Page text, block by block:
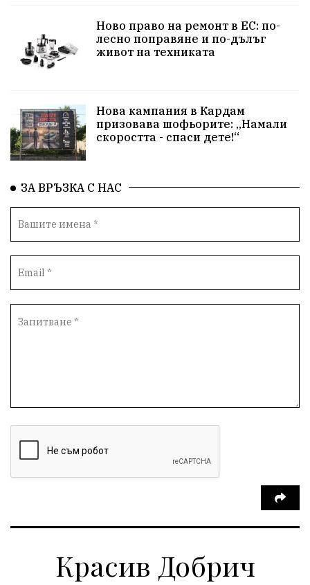
Общност Крушари
Ново право на ремонт в ЕС: по-
лесно поправяне и по-дълъг
живот на техниката
Нова кампания в Кардам
призовава шофьорите: „Намали
скоростта - спаси дете!“
ЗА ВРЪЗКА С НАС
Красив Добрич